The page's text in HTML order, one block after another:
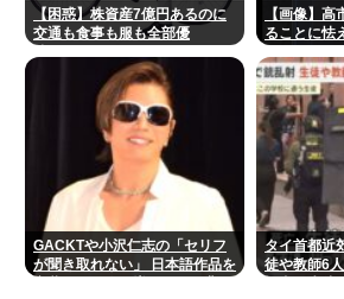
【困惑】株資産7億円あるのに
交通も食事も服も全部優
【画像】
ることに怯
GACKTや小沢仁志の「セリフ
が聞き取れない」 日本語作品を
タイ首都近
徒や教師6